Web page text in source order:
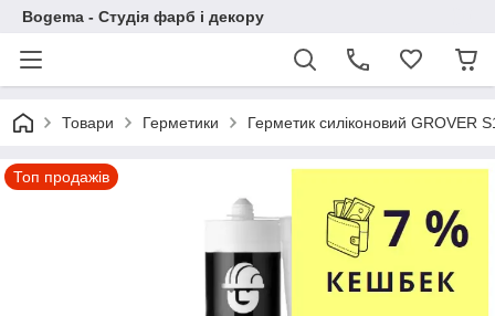
Bogema - Студія фарб і декору
Товари Герметики Герметик силіконовий GROVER
Топ продажів